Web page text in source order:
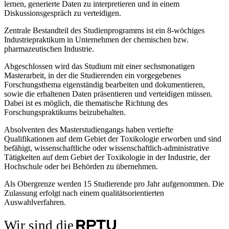
lernen, generierte Daten zu interpretieren und in einem
Diskussionsgespräch zu verteidigen.
Zentrale Bestandteil des Studienprogramms ist ein 8-wöchiges
Industriepraktikum in Unternehmen der chemischen bzw.
pharmazeutischen Industrie.
Abgeschlossen wird das Studium mit einer sechsmonatigen
Masterarbeit, in der die Studierenden ein vorgegebenes
Forschungsthema eigenständig bearbeiten und dokumentieren,
sowie die erhaltenen Daten präsentieren und verteidigen müssen.
Dabei ist es möglich, die thematische Richtung des
Forschungspraktikums beizubehalten.
Absolventen des Masterstudiengangs haben vertiefte
Qualifikationen auf dem Gebiet der Toxikologie erworben und sind
befähigt, wissenschaftliche oder wissenschaftlich-administrative
Tätigkeiten auf dem Gebiet der Toxikologie in der Industrie, der
Hochschule oder bei Behörden zu übernehmen.
Als Obergrenze werden 15 Studierende pro Jahr aufgenommen. Die
Zulassung erfolgt nach einem qualitätsorientierten
Auswahlverfahren.
Wir sind die